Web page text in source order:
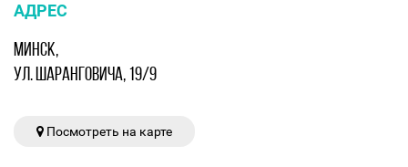
АДРЕС
МИНСК,
УЛ. ШАРАНГОВИЧА, 19/9
Посмотреть на карте